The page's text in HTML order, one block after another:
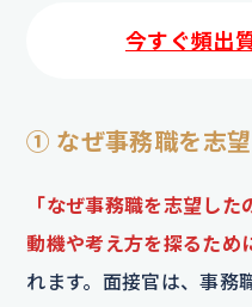
今すぐ頻出
① なぜ事務職を志
「なぜ事務職を志望した
動機や考え方を探るため
れます。面接官は、事務